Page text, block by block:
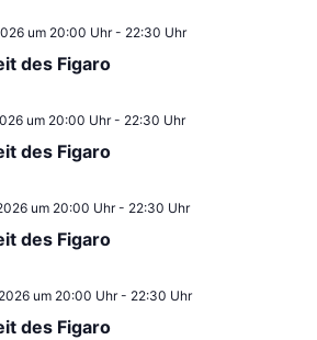
des Figaro
um 20:00 Uhr- 22:30 Uhr
des Figaro
um 20:00 Uhr- 22:30 Uhr
des Figaro
um 20:00 Uhr- 22:30 Uhr
des Figaro
um 20:00 Uhr- 22:30 Uhr